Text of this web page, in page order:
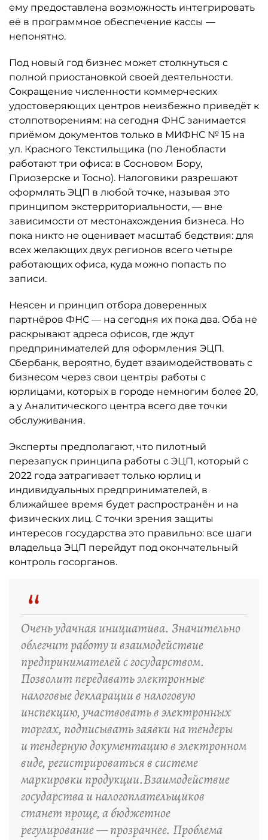
ему предоставлена возможность интегрировать
её в программное обеспечение кассы —
непонятно.
Под новый год бизнес может столкнуться с
полной приостановкой своей деятельности.
Сокращение численности коммерческих
удостоверяющих центров неизбежно приведёт к
столпотворениям: на сегодня ФНС занимается
приёмом документов только в МИФНС № 15 на
ул. Красного Текстильщика (по Ленобласти
работают три офиса: в Сосновом Бору,
Приозерске и Тосно). Налоговики разрешают
оформлять ЭЦП в любой точке, называя это
принципом экстерриториальности, — вне
зависимости от местонахождения бизнеса. Но
пока никто не оценивает масштаб бедствия: для
всех желающих двух регионов всего четыре
работающих офиса, куда можно попасть по
записи.
Неясен и принцип отбора доверенных
партнёров ФНС — на сегодня их пока два. Оба не
раскрывают адреса офисов, где ждут
предпринимателей для оформления ЭЦП.
Сбербанк, вероятно, будет взаимодействовать с
бизнесом через свои центры работы с
юрлицами, которых в городе немногим более 20,
а у Аналитического центра всего две точки
обслуживания.
Эксперты предполагают, что пилотный
перезапуск принципа работы с ЭЦП, который с
2022 года затрагивает только юрлиц и
индивидуальных предпринимателей, в
ближайшее время будет распространён и на
физических лиц. С точки зрения защиты
интересов государства это правильно: все шаги
владельца ЭЦП перейдут под окончательный
контроль госорганов.
“
Очень удачная инициатива. Значительно
облегчит работу и взаимодействие
предпринимателей с государством.
Позволит передавать электронные
налоговые декларации в налоговую
инспекцию, участвовать в электронных
торгах, подписывать заявки на тендеры
и тендерную документацию в электронном
виде, регистрироваться в системе
маркировки продукции.Взаимодействие
государства и налогоплательщиков
станет проще, а бюджетное
регулирование — прозрачнее. Проблема